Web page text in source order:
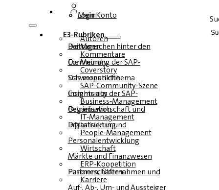
Login
Mein Konto
E3-Rubriken
Autoren
Die Menschen hinter den Beiträgen
Kommentare
Die Meinung der SAP-Community
Coverstory
Das monatliche Schwerpunktthema
SAP-Community-Szene
Insights aus der SAP-Community
Business-Management
Betriebswirtschaft und Organisation
IT-Management
Infrastruktur und Digitalisierung
People-Management
Personalentwicklung
Wirtschaft
Märkte und Finanzwesen
ERP-Koopetition
Fusionen, Übernahmen und Partnerschaften
Karriere
Auf-, Ab-, Um- und Aussteiger